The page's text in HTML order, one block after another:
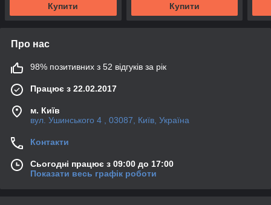
Купити Купити
Про нас
98% позитивних з 52 відгуків за рік
Працює з 22.02.2017
м. Київ
вул. Ушинського 4 , 03087, Київ, Україна
Контакти
Сьогодні працює з 09:00 до 17:00
Показати весь графік роботи